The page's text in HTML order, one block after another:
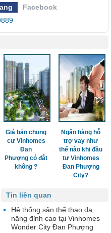
Facebook
Giá bán chung
cư Vinhomes
Đan
Phượng có đắt
không ?
Ngân hàng hỗ
trợ vay như
thế nào khi đầu
tư Vinhomes
Đan Phượng
City?
Tin liên quan
Hệ thống sân thể thao đa
năng đỉnh cao tại Vinhomes
Wonder City Đan Phượng